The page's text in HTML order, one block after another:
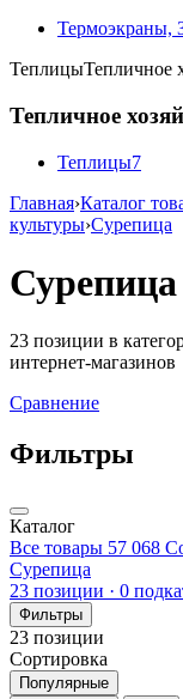
Термоэкраны,
ТеплицыТепличное
Тепличное
Теплицы7
Главная›Каталог
культуры›Сурепица
Сурепица
23 позиции в
интернет-магазинов
Сравнение
Фильтры
Каталог
Все товары 57 068
Сурепица
23 позиции · 0
Фильтры
23 позиции
Сортировка
Популярные